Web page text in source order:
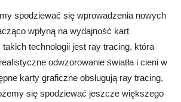
spodziewać się wprowadzenia nowych
wpłyną na wydajność kart
technologii jest ray tracing, która
odwzorowanie światła i cieni w
karty graficzne obsługują ray tracing,
się spodziewać jeszcze większego